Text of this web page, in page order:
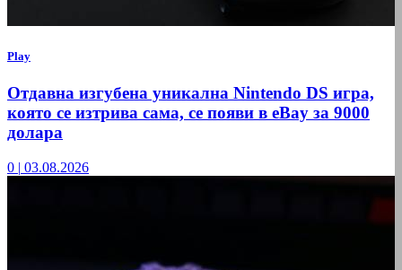
Play
Отдавна изгубена уникална Nintendo DS игра,
която се изтрива сама, се появи в eBay за 9000
долара
0 | 03.08.2026